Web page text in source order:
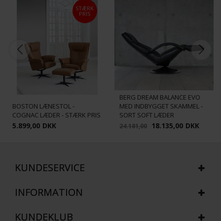
STÆRK
PRIS
BOSTON LÆNESTOL -
COGNAC LÆDER - STÆRK PRIS
5.899,00 DKK
BERG DREAM BALANCE EVO
MED INDBYGGET SKAMMEL -
SORT SOFT LÆDER
24.181,00 18.135,00 DKK
KUNDESERVICE
INFORMATION
KUNDEKLUB